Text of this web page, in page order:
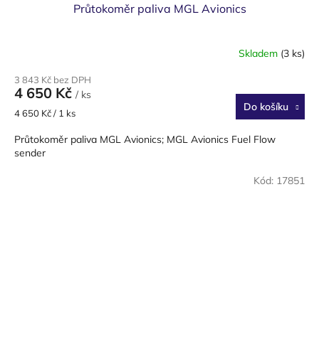
Průtokoměr paliva MGL Avionics
Skladem (3 ks)
3 843 Kč bez DPH
4 650 Kč / ks
Měrná
4 650 Kč / 1 ks Do košíku
Průtokoměr paliva MGL Avionics; MGL Avionics Fuel Flow
sender
Kód: 17851